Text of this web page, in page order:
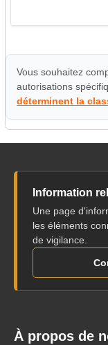
Vous souhaitez
autorisations
déterminent la
Information
Une page
les éléments
de vigilance.
À propos de